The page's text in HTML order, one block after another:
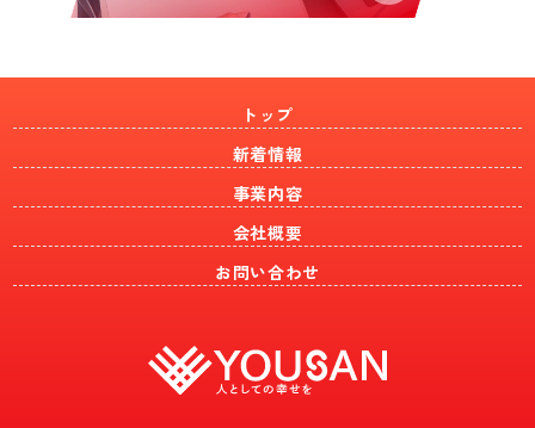
トップ
新着情報
事業内容
会社概要
お問い合わせ